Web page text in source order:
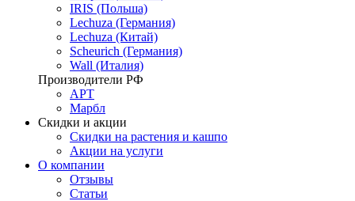
IRIS (Польша)
Lechuza (Германия)
Lechuza (Китай)
Scheurich (Германия)
Wall (Италия)
Производители РФ
АРТ
Марбл
Скидки и акции
Скидки на растения и кашпо
Акции на услуги
О компании
Отзывы
Статьи